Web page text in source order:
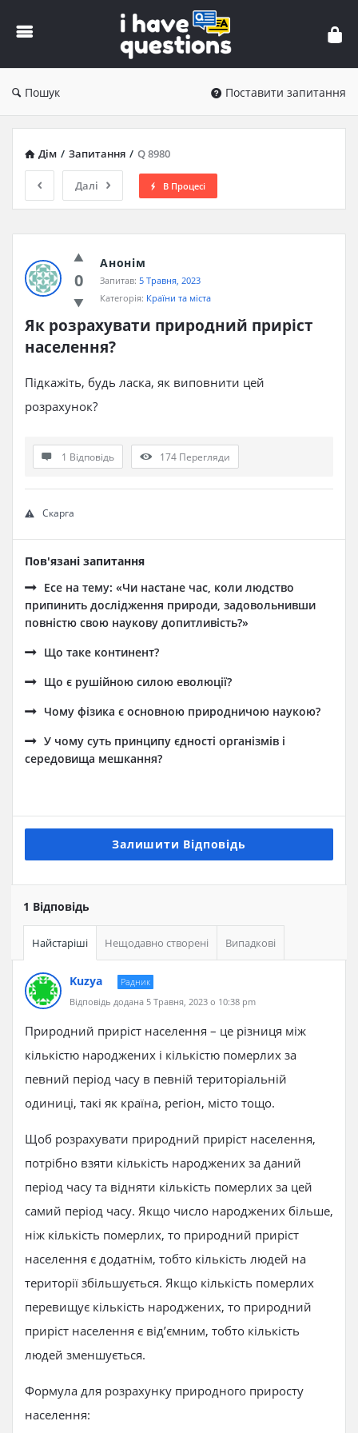
iHaveQuestions
Пошук Поставити запитання
Дім / Запитання / Q 8980
Далі В Процесі
0
Анонім
Запитав: 5 Травня, 2023
Категорія: Країни та міста
Як розрахувати природний приріст
населення?
Підкажіть, будь ласка, як виповнити цей
розрахунок?
1 Відповідь 174 Перегляди
Скарга
Пов'язані запитання
Есе на тему: «Чи настане час, коли людство
припинить дослідження природи, задовольнивши
повністю свою наукову допитливість?»
Що таке континент?
Що є рушійною силою еволюції?
Чому фізика є основною природничою наукою?
У чому суть принципу єдності організмів і
середовища мешкання?
Залишити Відповідь
1 Відповідь
Найстаріші Нещодавно створені Випадкові
Kuzya
Радник
Відповідь додана 5 Травня, 2023 о 10:38 pm
Природний приріст населення – це різниця між
кількістю народжених і кількістю померлих за
певний період часу в певній територіальній
одиниці, такі як країна, регіон, місто тощо.
Щоб розрахувати природний приріст населення,
потрібно взяти кількість народжених за даний
період часу та відняти кількість померлих за цей
самий період часу. Якщо число народжених більше,
ніж кількість померлих, то природний приріст
населення є додатнім, тобто кількість людей на
території збільшується. Якщо кількість померлих
перевищує кількість народжених, то природний
приріст населення є від’ємним, тобто кількість
людей зменшується.
Формула для розрахунку природного приросту
населення: